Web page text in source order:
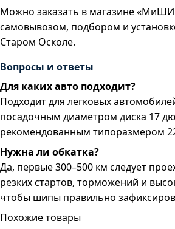
Можно заказать в магазине
самовывозом, подбором и
Старом Осколе.
Вопросы и ответы
Для каких авто подходит?
Подходит для легковых
посадочным диаметром диска 17
рекомендованным типоразмером
Нужна ли обкатка?
Да, первые 300–500 км следует
резких стартов, торможений и
чтобы шипы правильно
Похожие товары